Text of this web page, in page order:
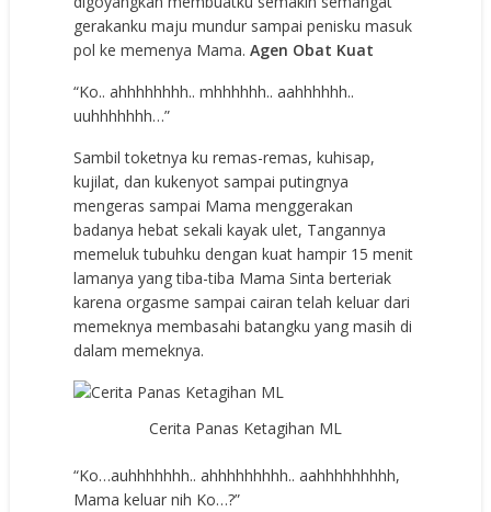
gerakanku maju mundur sampai penisku masuk
pol ke memenya Mama.Agen Obat Kuat
“Ko.. ahhhhhhhh.. mhhhhhh.. aahhhhhh..
uuhhhhhhh…”
Sambil toketnya ku remas-remas, kuhisap,
kujilat, dan kukenyot sampai putingnya
mengeras sampai Mama menggerakan
badanya hebat sekali kayak ulet, Tangannya
memeluk tubuhku dengan kuat hampir 15 menit
lamanya yang tiba-tiba Mama Sinta berteriak
karena orgasme sampai cairan telah keluar dari
memeknya membasahi batangku yang masih di
dalam memeknya.
Cerita Panas Ketagihan ML
“Ko…auhhhhhhh.. ahhhhhhhhh.. aahhhhhhhhh,
Mama keluar nih Ko…?”